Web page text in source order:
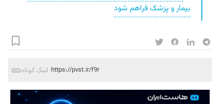
بیمار و پزشک فراهم شود
لینک کوتاه https://pvst.ir/f9r